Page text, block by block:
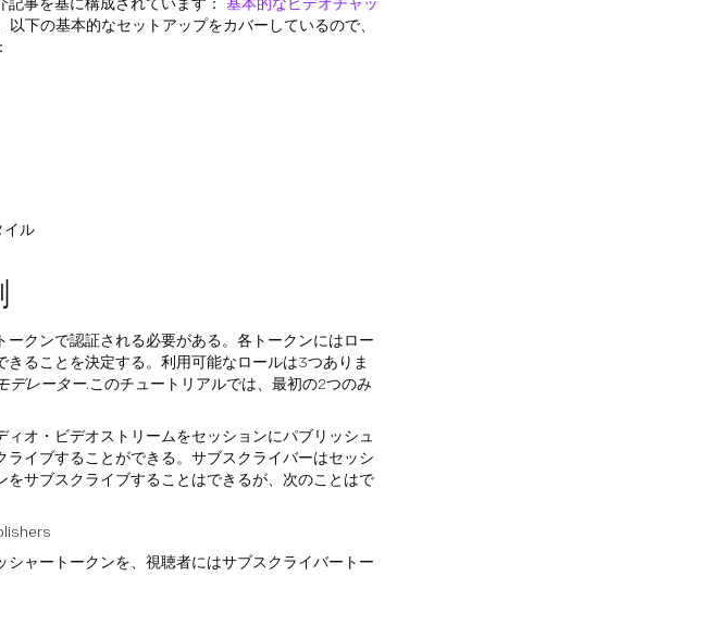
下の基本的なセットアップをカバーしているので、
イル
クンで認証される必要がある。各トークンにはロー
ることを決定する。利用可能なロールは3つありま
デレーター.このチュートリアルでは、最初の2つのみ
オ・ビデオストリームをセッションにパブリッシュ
イブすることができる。サブスクライバーはセッシ
をサブスクライブすることはできるが、次のことはで
ャートークンを、視聴者にはサブスクライバートー